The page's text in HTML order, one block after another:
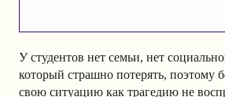
У студентов нет семьи, нет
который страшно потерять, поэтому
свою ситуацию как трагедию не